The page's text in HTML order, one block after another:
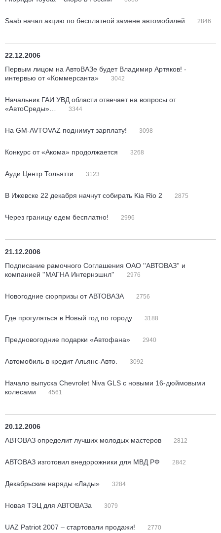
Saab начал акцию по бесплатной замене автомобилей 2846
22.12.2006
Первым лицом на АвтоВАЗе будет Владимир Артяков! -
интервью от «Коммерсанта»
3042
Начальник ГАИ УВД области отвечает на вопросы от
«АвтоСреды»…
3344
На GM-AVTOVAZ поднимут зарплату! 3098
Конкурс от «Акома» продолжается 3268
Ауди Центр Тольятти 3123
В Ижевске 22 декабря начнут собирать Kia Rio 2 2875
Через границу едем бесплатно! 2996
21.12.2006
Подписание рамочного Соглашения ОАО ''АВТОВАЗ'' и
компанией ''МАГНА Интернэшнл''
2976
Новогодние сюрпризы от АВТОВАЗА 2756
Где прогуляться в Новый год по городу 3188
Предновогодние подарки «Автофана» 2940
Автомобиль в кредит Альянс-Авто. 3092
Начало выпуска Chevrolet Niva GLS с новыми 16-дюймовыми
колесами
4561
20.12.2006
АВТОВАЗ определит лучших молодых мастеров
2812
АВТОВАЗ изготовил внедорожники для МВД РФ 2842
Декабрьские наряды «Лады» 3284
Новая ТЭЦ для АВТОВАЗа 3079
UAZ Patriot 2007 – стартовали продажи! 2770